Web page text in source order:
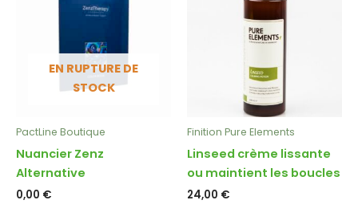
EN RUPTURE DE
STOCK
PactLine Boutique
Nuancier Zenz
Alternative
0,00 €
Finition Pure Elements
Linseed crème lissante
ou maintient les boucles
24,00 €